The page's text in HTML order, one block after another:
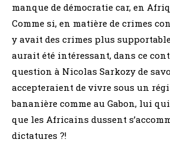
manque de démocratie car, en
Comme si, en matière de crimes
y avait des crimes plus
aurait été intéressant, dans ce
question à Nicolas Sarkozy de
accepteraient de vivre sous un
bananière comme au Gabon, lui
que les Africains dussent
dictatures ?!